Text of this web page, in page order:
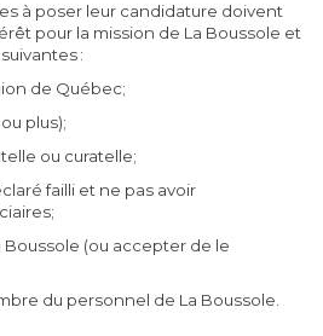
à poser leur candidature doivent
pour la mission de La Boussole et
:
de Québec;
plus);
ou curatelle;
failli et ne pas avoir
Boussole (ou accepter de le
du personnel de La Boussole.